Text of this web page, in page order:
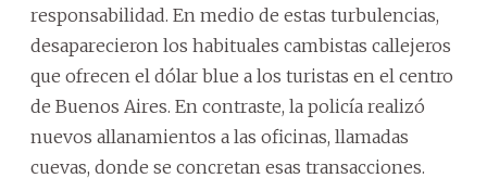
responsabilidad. En medio de estas turbulencias,
desaparecieron los habituales cambistas callejeros
que ofrecen el dólar blue a los turistas en el centro
de Buenos Aires. En contraste, la policía realizó
nuevos allanamientos a las oficinas, llamadas
cuevas, donde se concretan esas transacciones.